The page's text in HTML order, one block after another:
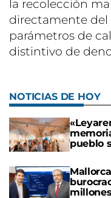
la recolección
directamente del
parámetros de
distintivo de
NOTICIAS DE HOY
pueblo
millones